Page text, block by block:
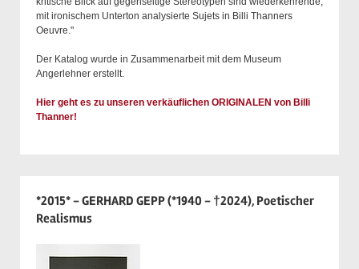
mit ironischem Unterton analysierte Sujets in Billi Thanners
Oeuvre."
Der Katalog wurde in Zusammenarbeit mit dem Museum
Angerlehner erstellt.
Hier geht es zu unseren verkäuflichen ORIGINALEN von Billi
Thanner!
*2015* - GERHARD GEPP (*1940 - †2024), Poetischer
Realismus